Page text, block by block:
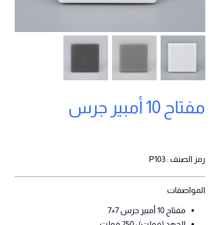
مفتاح 10 أمبير جرس
رمز الصنف : P103
المواصفات
مفتاح 10 أمبير جرس 7×7